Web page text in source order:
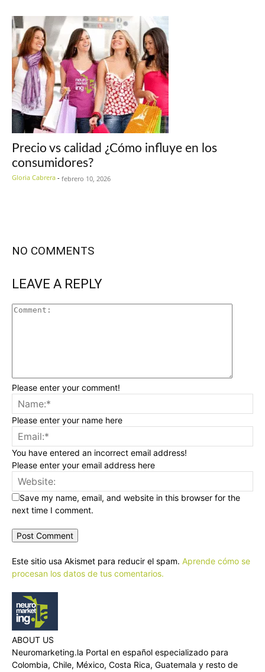
Precio vs calidad ¿Cómo influye en los
consumidores?
Gloria Cabrera - febrero 10, 2026
NO COMMENTS
LEAVE A REPLY
Please enter your comment!
Please enter your name here
You have entered an incorrect email address!
Please enter your email address here
Save my name, email, and website in this browser for the
next time I comment.
Este sitio usa Akismet para reducir el spam. Aprende cómo se
procesan los datos de tus comentarios.
ABOUT US
Neuromarketing.la Portal en español especializado para
Colombia, Chile, México, Costa Rica, Guatemala y resto de